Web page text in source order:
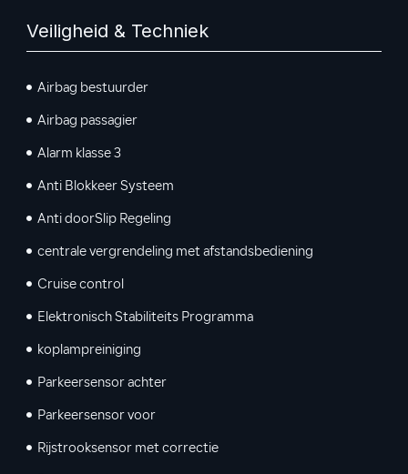
Veiligheid & Techniek
Airbag bestuurder
Airbag passagier
Alarm klasse 3
Anti Blokkeer Systeem
Anti doorSlip Regeling
centrale vergrendeling met afstandsbediening
Cruise control
Elektronisch Stabiliteits Programma
koplampreiniging
Parkeersensor achter
Parkeersensor voor
Rijstrooksensor met correctie